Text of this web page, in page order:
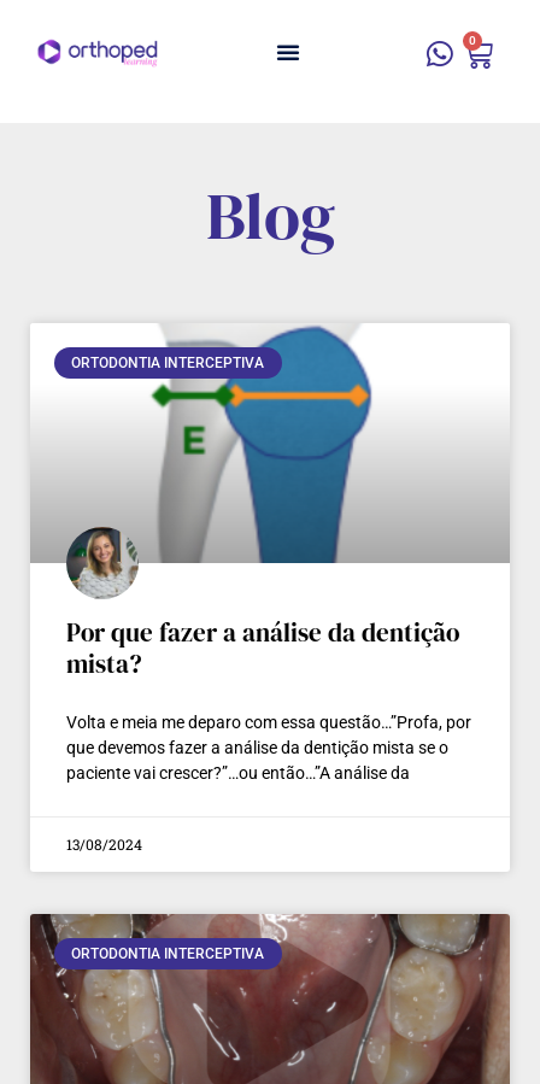
0
Blog
ORTODONTIA INTERCEPTIVA
Por que fazer a análise da dentição
mista?
Volta e meia me deparo com essa questão…”Profa, por
que devemos fazer a análise da dentição mista se o
paciente vai crescer?”…ou então…”A análise da
13/08/2024
ORTODONTIA INTERCEPTIVA